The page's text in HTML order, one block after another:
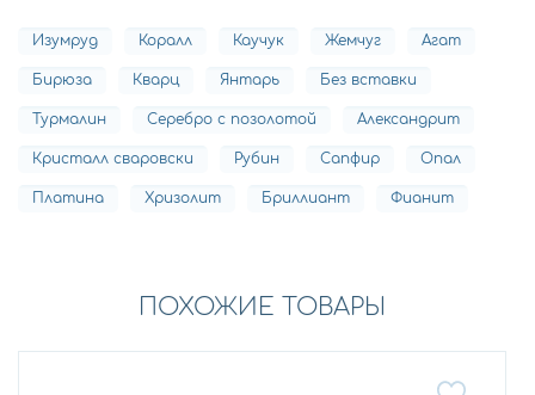
Изумруд Коралл Каучук Жемчуг Агат
Бирюза Кварц Янтарь Без вставки
Турмалин Серебро с позолотой Александрит
Кристалл сваровски Рубин Сапфир Опал
Платина Хризолит Бриллиант Фианит
ПОХОЖИЕ ТОВАРЫ